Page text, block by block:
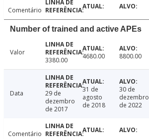
Comentário
Number of trained and active APEs
Valor
3380.00
4680.00 8800.00
Data
29 de
dezembro
de 2017
31 de
agosto
de 2018
30 de
dezembro
de 2022
Comentário